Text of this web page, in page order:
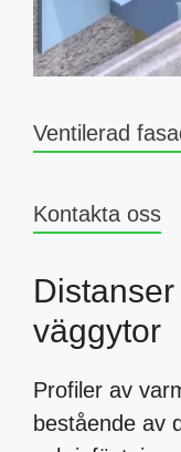
Ventilerad
Kontakta oss
väggytor
Profiler av
bestående av